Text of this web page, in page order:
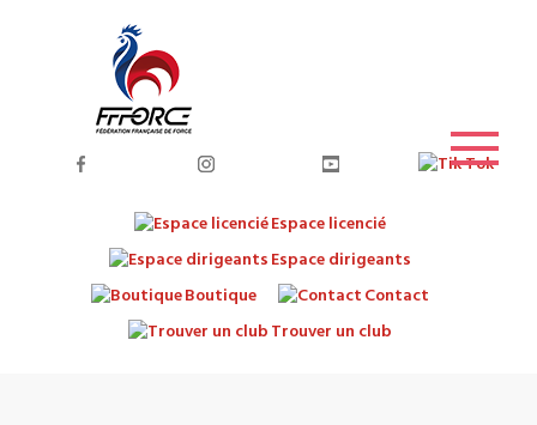
Espace licencié
Espace dirigeants
Boutique
Contact
Trouver un club